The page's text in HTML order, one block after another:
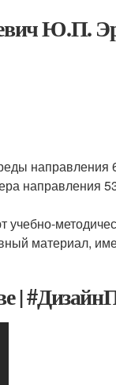
Ю.П.
направления
направления
материал,
|